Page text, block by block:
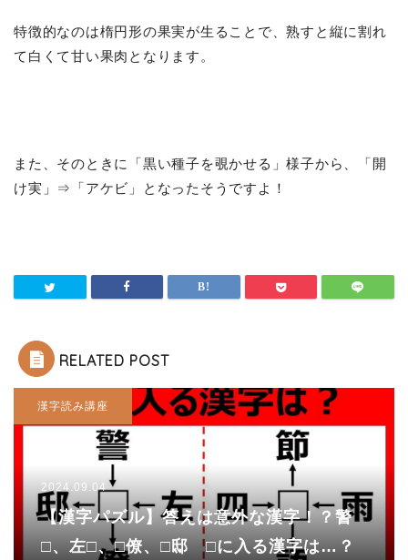
特徴的なのは楕円形の果実が生ることで、熟すと縦に割れ
て白くて甘い果肉となります。
また、そのときに「黒い種子を覗かせる」様子から、「開
け実」⇒「アケビ」となったそうですよ！
RELATED POST
漢字読み講座
2024.09.04
【漢字パズル】答えは意外な漢字！？警
□、左□、□僚、□邸 □に入る漢字は…？